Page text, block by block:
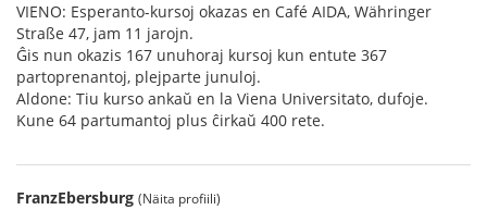
VIENO: Esperanto-kursoj okazas en Café AIDA, Währinger
Straße 47, jam 11 jarojn.
Ĝis nun okazis 167 unuhoraj kursoj kun entute 367
partoprenantoj, plejparte junuloj.
Aldone: Tiu kurso ankaŭ en la Viena Universitato, dufoje.
Kune 64 partumantoj plus ĉirkaŭ 400 rete.
FranzEbersburg (Näita profiili)